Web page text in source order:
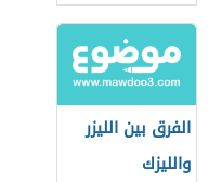
الفرق بين الليزر
والليزك